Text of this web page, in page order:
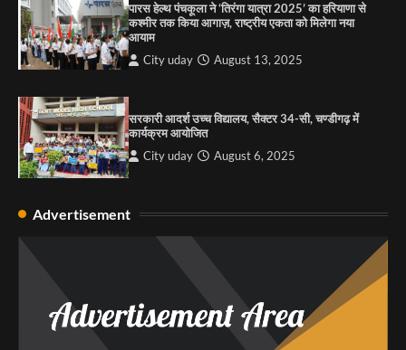
पारस हेल्थ पंचकूला ने ‘तिरंगा यात्रा 2025’ का हरियाणा से
कश्मीर तक किया आगाज़, राष्ट्रीय एकता को मिलेगा नया
आयाम
City uday August 13, 2025
सरकारी आदर्श उच्च विद्यालय, सैक्टर 34-सी, चण्डीगढ़ में
कार्यक्रम आयोजित
City uday August 6, 2025
Advertisement